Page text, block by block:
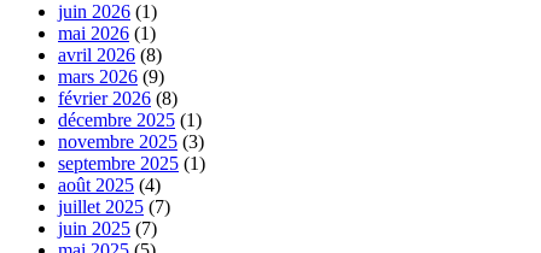
juin 2026 (1)
mai 2026 (1)
avril 2026 (8)
mars 2026 (9)
février 2026 (8)
décembre 2025 (1)
novembre 2025 (3)
septembre 2025 (1)
août 2025 (4)
juillet 2025 (7)
juin 2025 (7)